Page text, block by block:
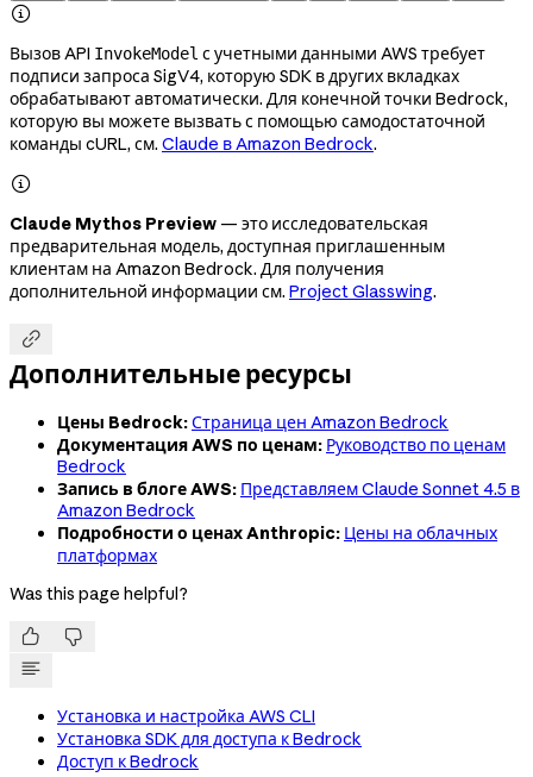

Вызов API InvokeModel с учетными данными AWS требует
подписи запроса SigV4, которую SDK в других вкладках
обрабатывают автоматически. Для конечной точки Bedrock,
которую вы можете вызвать с помощью самодостаточной
команды cURL, см. Claude в Amazon Bedrock.

Claude Mythos Preview — это исследовательская
предварительная модель, доступная приглашенным
клиентам на Amazon Bedrock. Для получения
дополнительной информации см. Project Glasswing.

Дополнительные ресурсы
Цены Bedrock:Страница цен Amazon Bedrock
Документация AWS по ценам: Руководство по ценам
Bedrock
Запись в блоге AWS: Представляем Claude Sonnet 4.5 в
Amazon Bedrock
Подробности о ценах Anthropic: Цены на облачных
платформах
Was this page helpful?
 
Установка и настройка AWS CLI
Установка SDK для доступа к Bedrock
Доступ к Bedrock